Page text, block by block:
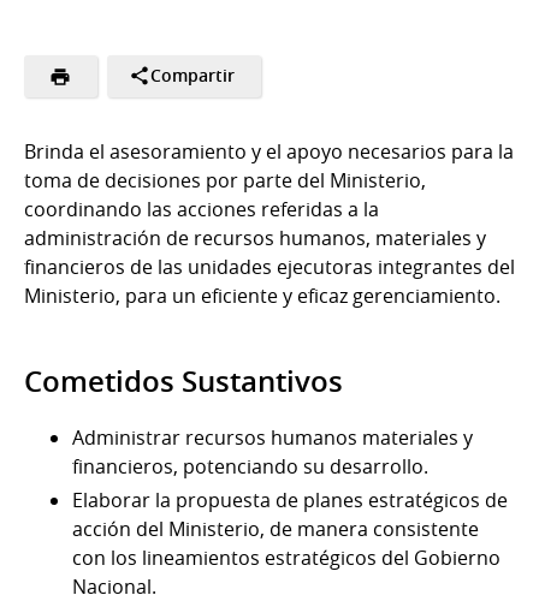
Compartir
Brinda el asesoramiento y el apoyo necesarios para la
toma de decisiones por parte del Ministerio,
coordinando las acciones referidas a la
administración de recursos humanos, materiales y
financieros de las unidades ejecutoras integrantes del
Ministerio, para un eficiente y eficaz gerenciamiento.
Cometidos Sustantivos
Administrar recursos humanos materiales y
financieros, potenciando su desarrollo.
Elaborar la propuesta de planes estratégicos de
acción del Ministerio, de manera consistente
con los lineamientos estratégicos del Gobierno
Nacional.